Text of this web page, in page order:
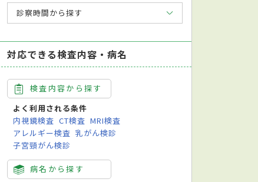
診察時間から探す
対応できる検査内容・病名
検査内容から探す
よく利用される条件
内視鏡検査 CT検査 MRI検査
アレルギー検査 乳がん検診
子宮頸がん検診
病名から探す